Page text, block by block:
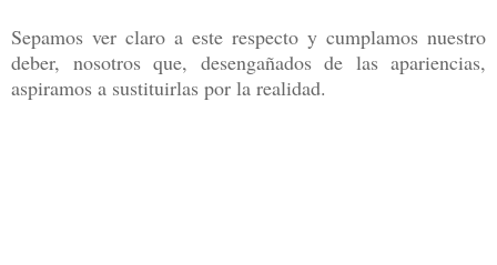
Sepamos ver claro a este respecto y cumplamos nuestro
deber, nosotros que, desengañados de las apariencias,
aspiramos a sustituirlas por la realidad.